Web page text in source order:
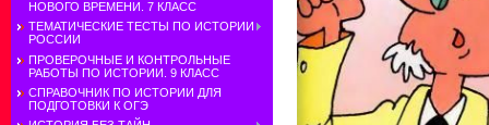
НОВОГО ВРЕМЕНИ. 7 КЛАСС
ТЕМАТИЧЕСКИЕ ТЕСТЫ ПО ИСТОРИИ
РОССИИ
ПРОВЕРОЧНЫЕ И КОНТРОЛЬНЫЕ
РАБОТЫ ПО ИСТОРИИ. 9 КЛАСС
СПРАВОЧНИК ПО ИСТОРИИ ДЛЯ
ПОДГОТОВКИ К ОГЭ